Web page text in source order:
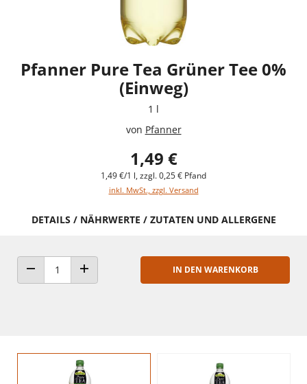
Pfanner Pure Tea Grüner Tee 0%
(Einweg)
1 l
von Pfanner
1,49 €
1,49 €/1 l, zzgl. 0,25 € Pfand
inkl. MwSt., zzgl. Versand
DETAILS / NÄHRWERTE / ZUTATEN UND ALLERGENE
ANZAHL VERRINGERNANZAHL ERHÖHEN
IN DEN WARENKORB